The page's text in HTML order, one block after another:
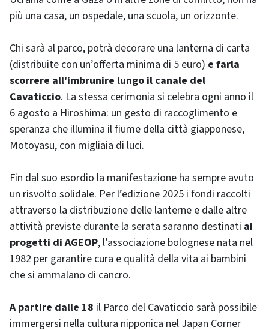
più una casa, un ospedale, una scuola, un orizzonte.
Chi sarà al parco, potrà decorare una lanterna di carta
(distribuite con un’offerta minima di 5 euro) e farla
scorrere all'imbrunire lungo il canale del
Cavaticcio. La stessa cerimonia si celebra ogni anno il
6 agosto a Hiroshima: un gesto di raccoglimento e
speranza che illumina il fiume della città giapponese,
Motoyasu, con migliaia di luci.
Fin dal suo esordio la manifestazione ha sempre avuto
un risvolto solidale. Per l’edizione 2025 i fondi raccolti
attraverso la distribuzione delle lanterne e dalle altre
attività previste durante la serata saranno destinati ai
progetti di AGEOP, l’associazione bolognese nata nel
1982 per garantire cura e qualità della vita ai bambini
che si ammalano di cancro.
A partire dalle 18 il Parco del Cavaticcio sarà possibile
immergersi nella cultura nipponica nel Japan Corner